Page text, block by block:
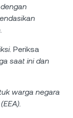
Periksa
saat ini dan
warga negara